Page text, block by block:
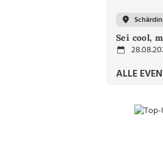
Sei cool,
ALLE